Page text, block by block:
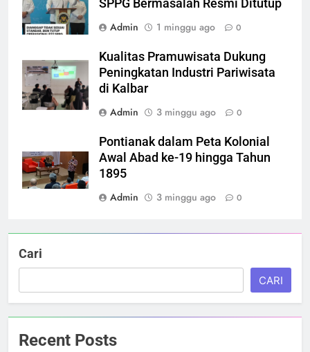
SPPG Bermasalah Resmi Ditutup
Admin
1 minggu ago 0
Kualitas Pramuwisata Dukung
Peningkatan Industri Pariwisata
di Kalbar
Admin
3 minggu ago 0
Pontianak dalam Peta Kolonial
Awal Abad ke-19 hingga Tahun
1895
Admin
3 minggu ago 0
Cari
CARI
Recent Posts